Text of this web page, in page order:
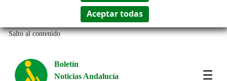
Salto al contenido
Boletín
Noticias Andalucía